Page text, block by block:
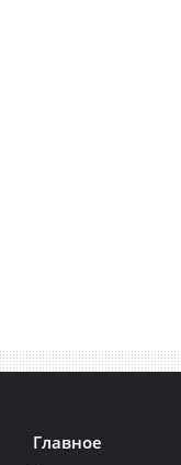
Главное